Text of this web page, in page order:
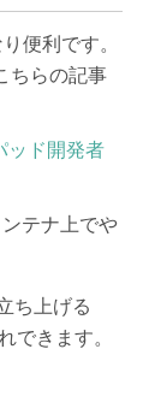
便利です。
ちらの記事
ッド開発者
テナ上でや
ち上げる
きます。